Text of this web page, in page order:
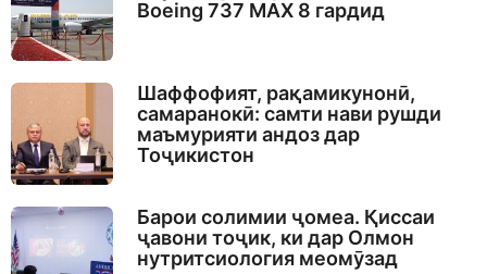
Boeing 737 MAX 8 гардид
Шаффофият, рақамикунонӣ,
самаранокӣ: самти нави рушди
маъмурияти андоз дар
Тоҷикистон
Барои солимии ҷомеа. Қиссаи
ҷавони тоҷик, ки дар Олмон
нутритсиология меомӯзад